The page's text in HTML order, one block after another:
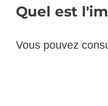
Quel est
Vous pouvez